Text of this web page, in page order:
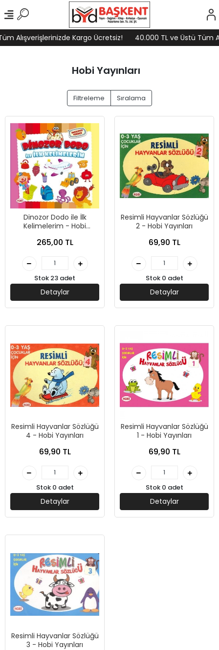
Alışverişlerinizde Kargo Ücretsiz! 40.000 TL ve Üstü Tüm
Hobi Yayınları
Filtreleme Sıralama
Dinozor Dodo ile İlk
Kelimelerim - Hobi
265,00 TL
Stok 23 adet
Detaylar
Resimli Hayvanlar Sözlüğü
2 - Hobi Yayınları
69,90 TL
Stok 0 adet
Detaylar
Resimli Hayvanlar Sözlüğü
4 - Hobi Yayınları
69,90 TL
Stok 0 adet
Detaylar
Resimli Hayvanlar Sözlüğü
1 - Hobi Yayınları
69,90 TL
Stok 0 adet
Detaylar
Resimli Hayvanlar Sözlüğü
3 - Hobi Yayınları